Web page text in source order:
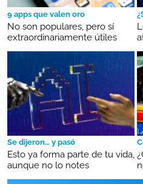
9 apps que valen oro
No son populares, pero sí
extraordinariamente útiles
Se dijeron… y pasó
Esto ya forma parte de tu vida,
aunque no lo notes